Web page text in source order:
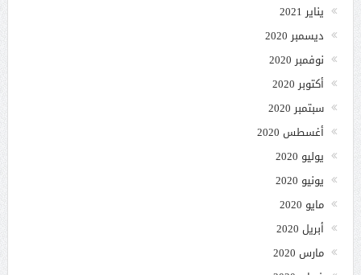
يناير 2021
ديسمبر 2020
نوفمبر 2020
أكتوبر 2020
سبتمبر 2020
أغسطس 2020
يوليو 2020
يونيو 2020
مايو 2020
أبريل 2020
مارس 2020